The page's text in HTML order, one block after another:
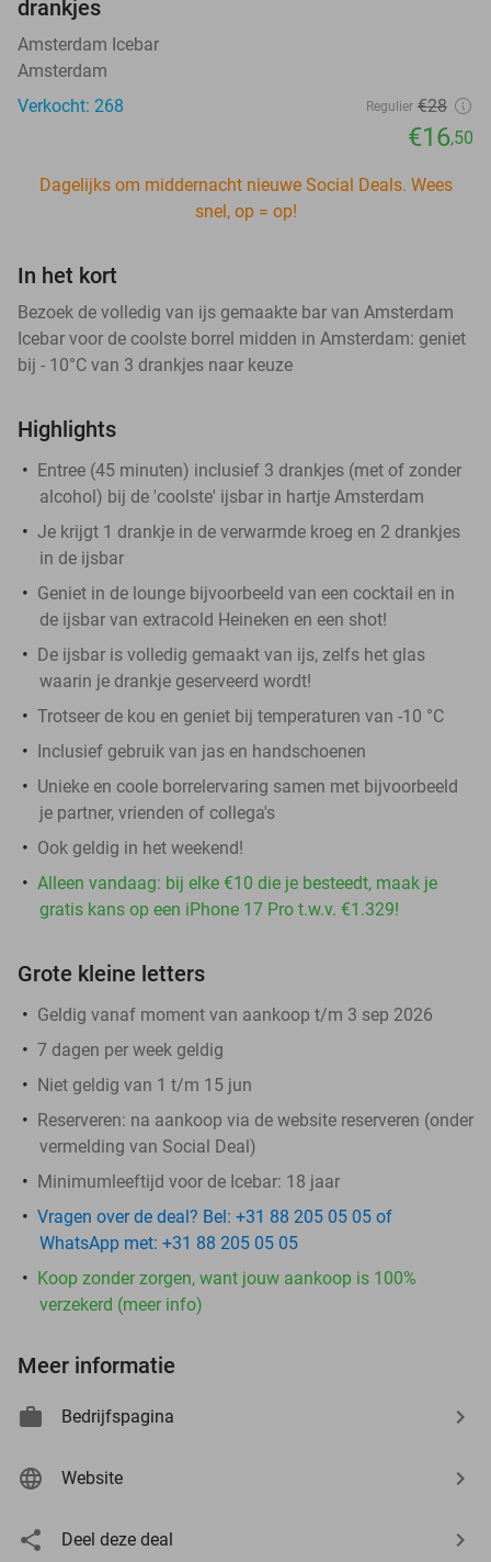
drankjes
Amsterdam Icebar
Amsterdam
Verkocht: 268
Regulier €28
€16,50
Dagelijks om middernacht nieuwe Social Deals. Wees
snel, op = op!
In het kort
Bezoek de volledig van ijs gemaakte bar van Amsterdam
Icebar voor de coolste borrel midden in Amsterdam: geniet
bij - 10°C van 3 drankjes naar keuze
Highlights
Entree (45 minuten) inclusief 3 drankjes (met of zonder
alcohol) bij de 'coolste' ijsbar in hartje Amsterdam
Je krijgt 1 drankje in de verwarmde kroeg en 2 drankjes
in de ijsbar
Geniet in de lounge bijvoorbeeld van een cocktail en in
de ijsbar van extracold Heineken en een shot!
De ijsbar is volledig gemaakt van ijs, zelfs het glas
waarin je drankje geserveerd wordt!
Trotseer de kou en geniet bij temperaturen van -10 °C
Inclusief gebruik van jas en handschoenen
Unieke en coole borrelervaring samen met bijvoorbeeld
je partner, vrienden of collega's
Ook geldig in het weekend!
Alleen vandaag: bij elke €10 die je besteedt, maak je
gratis kans op een iPhone 17 Pro t.w.v. €1.329!
Grote kleine letters
Geldig vanaf moment van aankoop t/m 3 sep 2026
7 dagen per week geldig
Niet geldig van 1 t/m 15 jun
Reserveren: na aankoop via de website reserveren (onder
vermelding van Social Deal)
Minimumleeftijd voor de Icebar: 18 jaar
Vragen over de deal? Bel: +31 88 205 05 05 of
WhatsApp met: +31 88 205 05 05
Koop zonder zorgen, want jouw aankoop is 100%
verzekerd (meer info)
Meer informatie
Bedrijfspagina
Website
Deel deze deal